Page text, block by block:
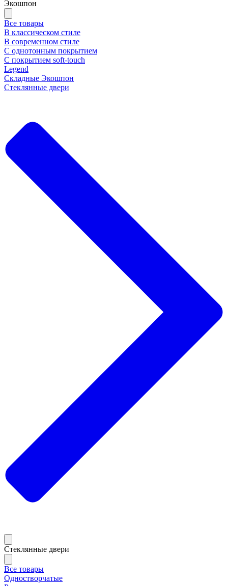
Экошпон
Все товары
В классическом стиле
В современном стиле
С однотонным покрытием
С покрытием soft-touch
Legend
Складные Экошпон
Стеклянные двери
Стеклянные двери
Все товары
Одностворчатые